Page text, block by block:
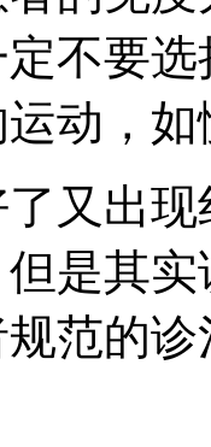
不要
动，如
又出
是其
范的